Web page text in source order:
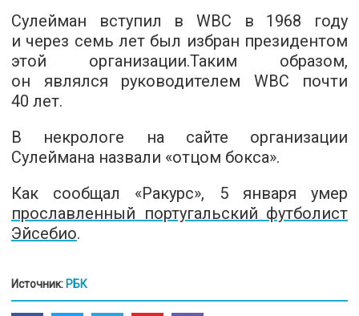
Сулейман вступил в WBC в 1968 году
и через семь лет был избран президентом
этой организации.Таким образом,
он являлся руководителем WBC почти
40 лет.
В некрологе на сайте организации
Сулеймана назвали «отцом бокса».
Как сообщал «Ракурс», 5 января умер
прославленный португальский футболист
Эйсебио.
Источник: РБК